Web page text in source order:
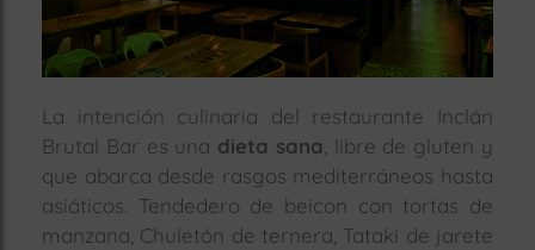
La intención culinaria del restaurante Inclán
Brutal Bar es una dieta sana, libre de gluten y
que abarca desde rasgos mediterráneos hasta
asiáticos. Tendedero de beicon con tortas de
manzana, Chuletón de ternera, Tataki de jarete